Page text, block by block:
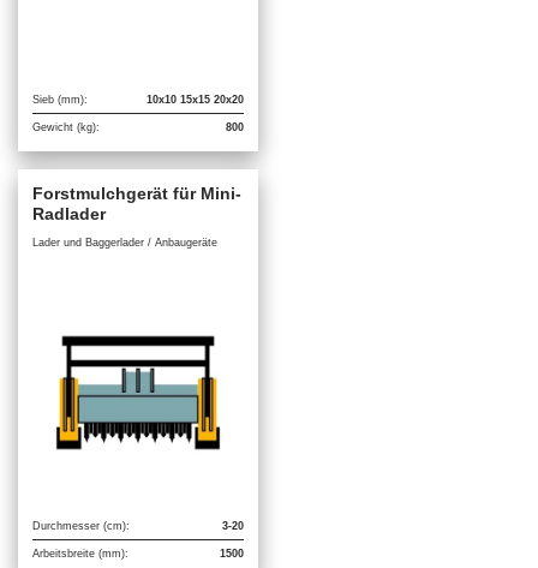
Sieb (mm): 10x10 15x15 20x20
Gewicht (kg): 800
Forstmulchgerät für Mini-
Radlader
Lader und Baggerlader / Anbaugeräte
Durchmesser (cm): 3-20
Arbeitsbreite (mm): 1500